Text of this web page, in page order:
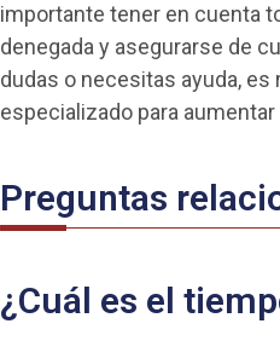
importante tener en cuenta
denegada y asegurarse de
dudas o necesitas ayuda,
especializado para
Preguntas
¿Cuál es el